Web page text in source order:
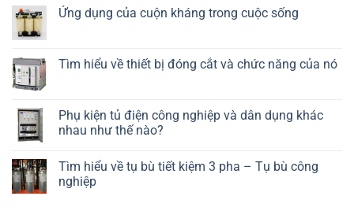
Ứng dụng của cuộn kháng trong cuộc sống
Tìm hiểu về thiết bị đóng cắt và chức năng của nó
Phụ kiện tủ điện công nghiệp và dân dụng khác
nhau như thế nào?
Tìm hiểu về tụ bù tiết kiệm 3 pha – Tụ bù công
nghiệp